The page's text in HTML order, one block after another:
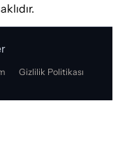
Gizlilik Politikası